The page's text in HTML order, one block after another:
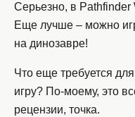
Серьезно, в Pathfinder
Еще лучше – можно
на динозавре!
Что еще требуется
игру? По-моему, это
рецензии, точка.